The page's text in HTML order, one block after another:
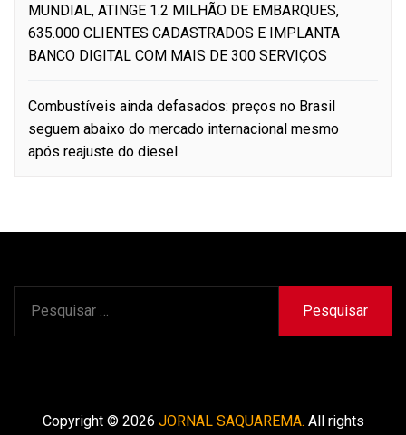
MUNDIAL, ATINGE 1.2 MILHÃO DE EMBARQUES,
635.000 CLIENTES CADASTRADOS E IMPLANTA
BANCO DIGITAL COM MAIS DE 300 SERVIÇOS
Combustíveis ainda defasados: preços no Brasil
seguem abaixo do mercado internacional mesmo
após reajuste do diesel
por:
Copyright © 2026 JORNAL SAQUAREMA. All rights